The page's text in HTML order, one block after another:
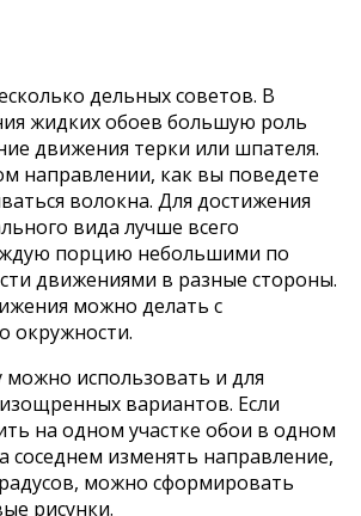
дельных советов. В
жидких обоев большую роль
движения терки или шпателя.
направлении, как вы поведете
волокна. Для достижения
вида лучше всего
порцию небольшими по
движениями в разные стороны.
можно делать с
окружности.
использовать и для
вариантов. Если
на одном участке обои в одном
соседнем изменять направление,
можно сформировать
рисунки.